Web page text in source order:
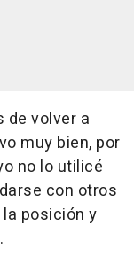
de volver a
muy bien, por
no lo utilicé
con otros
posición y